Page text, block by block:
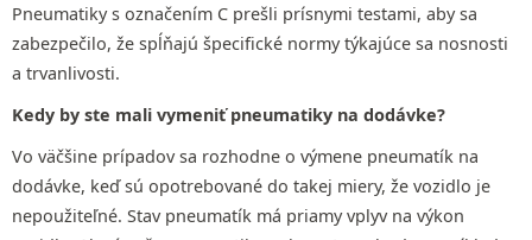
Pneumatiky s označením C prešli prísnymi testami, aby sa
zabezpečilo, že spĺňajú špecifické normy týkajúce sa nosnosti
a trvanlivosti.
Kedy by ste mali vymeniť pneumatiky na dodávke?
Vo väčšine prípadov sa rozhodne o výmene pneumatík na
dodávke, keď sú opotrebované do takej miery, že vozidlo je
nepoužiteľné. Stav pneumatík má priamy vplyv na výkon